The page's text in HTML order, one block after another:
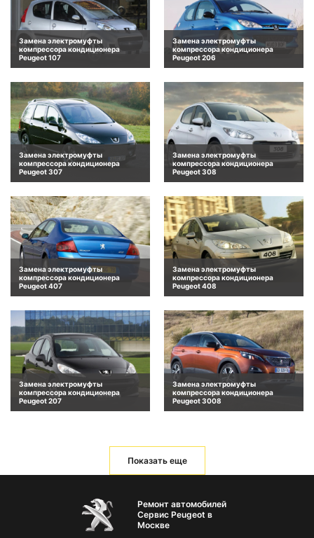
Замена электромуфты
компрессора кондиционера
Peugeot 107
Замена электромуфты
компрессора кондиционера
Peugeot 206
Замена электромуфты
компрессора кондиционера
Peugeot 307
Замена электромуфты
компрессора кондиционера
Peugeot 308
Замена электромуфты
компрессора кондиционера
Peugeot 407
Замена электромуфты
компрессора кондиционера
Peugeot 408
Замена электромуфты
компрессора кондиционера
Peugeot 207
Замена электромуфты
компрессора кондиционера
Peugeot 3008
Показать еще
Ремонт автомобилей
Сервис Peugeot в
Москве